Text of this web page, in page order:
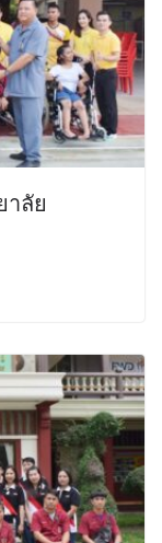
ลัย